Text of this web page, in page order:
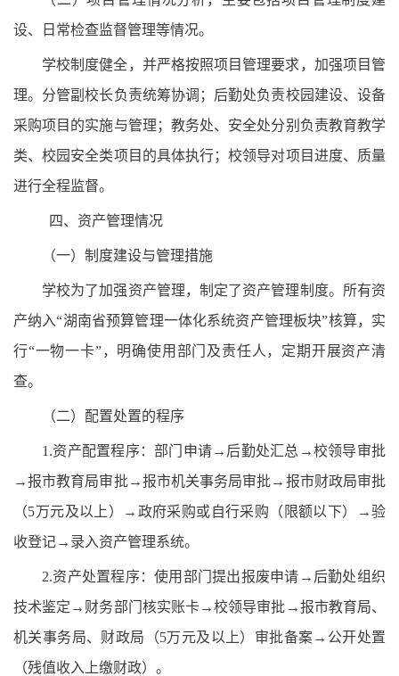
设、日常检查监督管理等情况。
学校制度健全，并严格按照项目管理要求，加强项目管
理。分管副校长负责统筹协调；后勤处负责校园建设、设备
采购项目的实施与管理；教务处、安全处分别负责教育教学
类、校园安全类项目的具体执行；校领导对项目进度、质量
进行全程监督。
四、资产管理情况
（一）制度建设与管理措施
学校为了加强资产管理，制定了资产管理制度。所有资
产纳入“湖南省预算管理一体化系统资产管理板块”核算，实
行“一物一卡”，明确使用部门及责任人，定期开展资产清
查。
（二）配置处置的程序
1.资产配置程序：部门申请→后勤处汇总→校领导审批
→报市教育局审批→报市机关事务局审批→报市财政局审批
（5万元及以上）→政府采购或自行采购（限额以下）→验
收登记→录入资产管理系统。
2.资产处置程序：使用部门提出报废申请→后勤处组织
技术鉴定→财务部门核实账卡→校领导审批→报市教育局、
机关事务局、财政局（5万元及以上）审批备案→公开处置
（残值收入上缴财政）。